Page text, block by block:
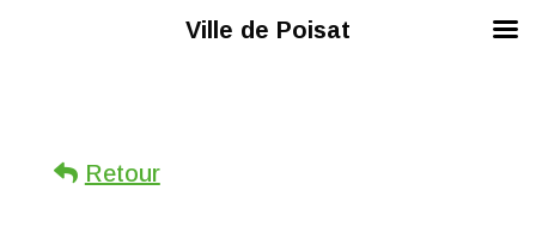
Retour
Ville de Poisat